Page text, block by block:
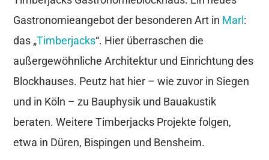
Gastronomieangebot der besonderen Art in Marl :
das „Timberjacks“. Hier überraschen die
außergewöhnliche Architektur und Einrichtung des
Blockhauses. Peutz hat hier – wie zuvor in Siegen
und in Köln – zu Bauphysik und Bauakustik
beraten. Weitere Timberjacks Projekte folgen,
etwa in Düren, Bispingen und Bensheim.